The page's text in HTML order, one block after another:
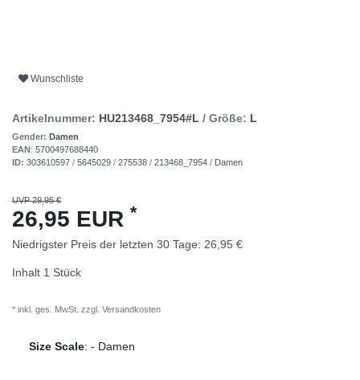
Wunschliste
Artikelnummer: HU213468_7954#L / Größe: L
Gender: Damen
EAN: 5700497688440
ID: 303610597 / 5645029 / 275538 / 213468_7954 / Damen
UVP 29,95 €
26,95 EUR *
Niedrigster Preis der letzten 30 Tage: 26,95 €
Inhalt 1 Stück
* inkl. ges. MwSt. zzgl. Versandkosten
Size Scale: - Damen